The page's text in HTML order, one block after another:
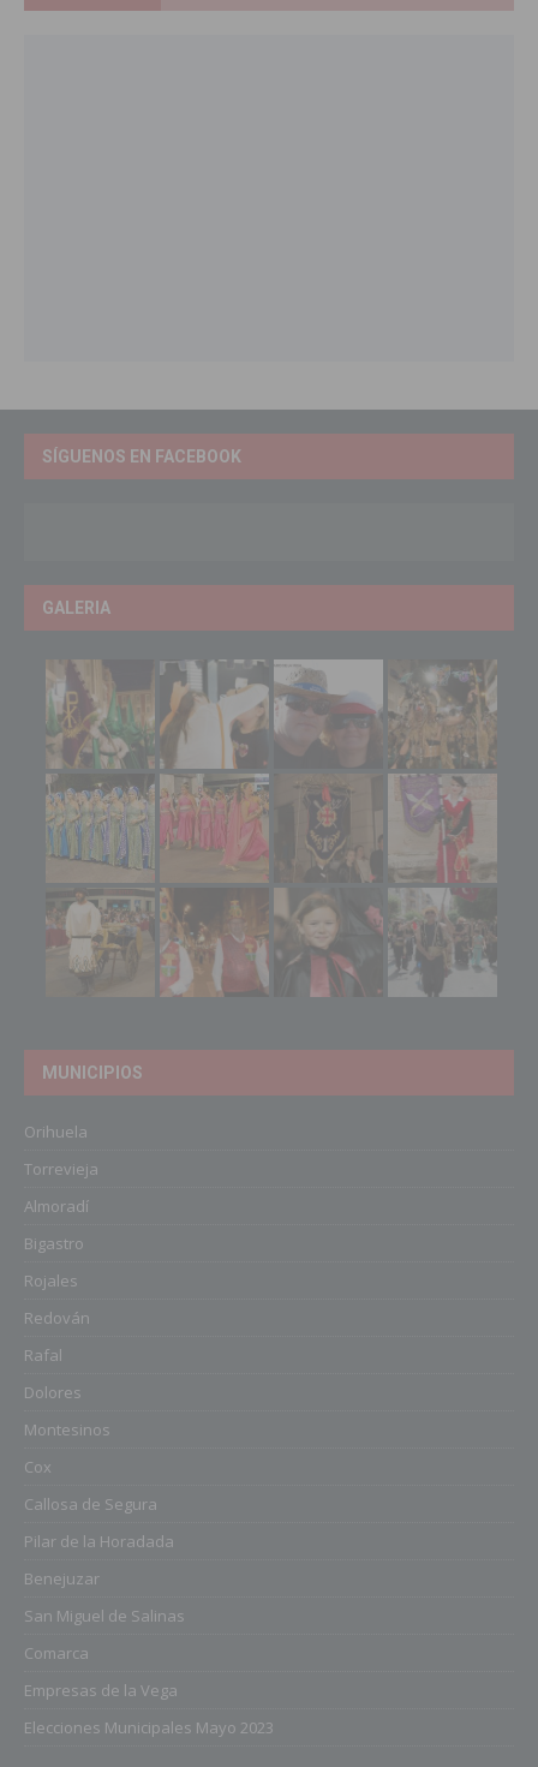
SÍGUENOS EN FACEBOOK
GALERIA
MUNICIPIOS
Orihuela
Torrevieja
Almoradí
Bigastro
Rojales
Redován
Rafal
Dolores
Montesinos
Cox
Callosa de Segura
Pilar de la Horadada
Benejuzar
San Miguel de Salinas
Comarca
Empresas de la Vega
Elecciones Municipales Mayo 2023